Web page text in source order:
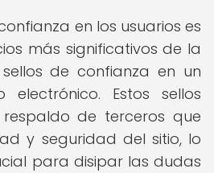
en los usuarios es
más significativos de la
de confianza en un
electrónico. Estos sellos
de terceros que
y seguridad del sitio, lo
para disipar las dudas